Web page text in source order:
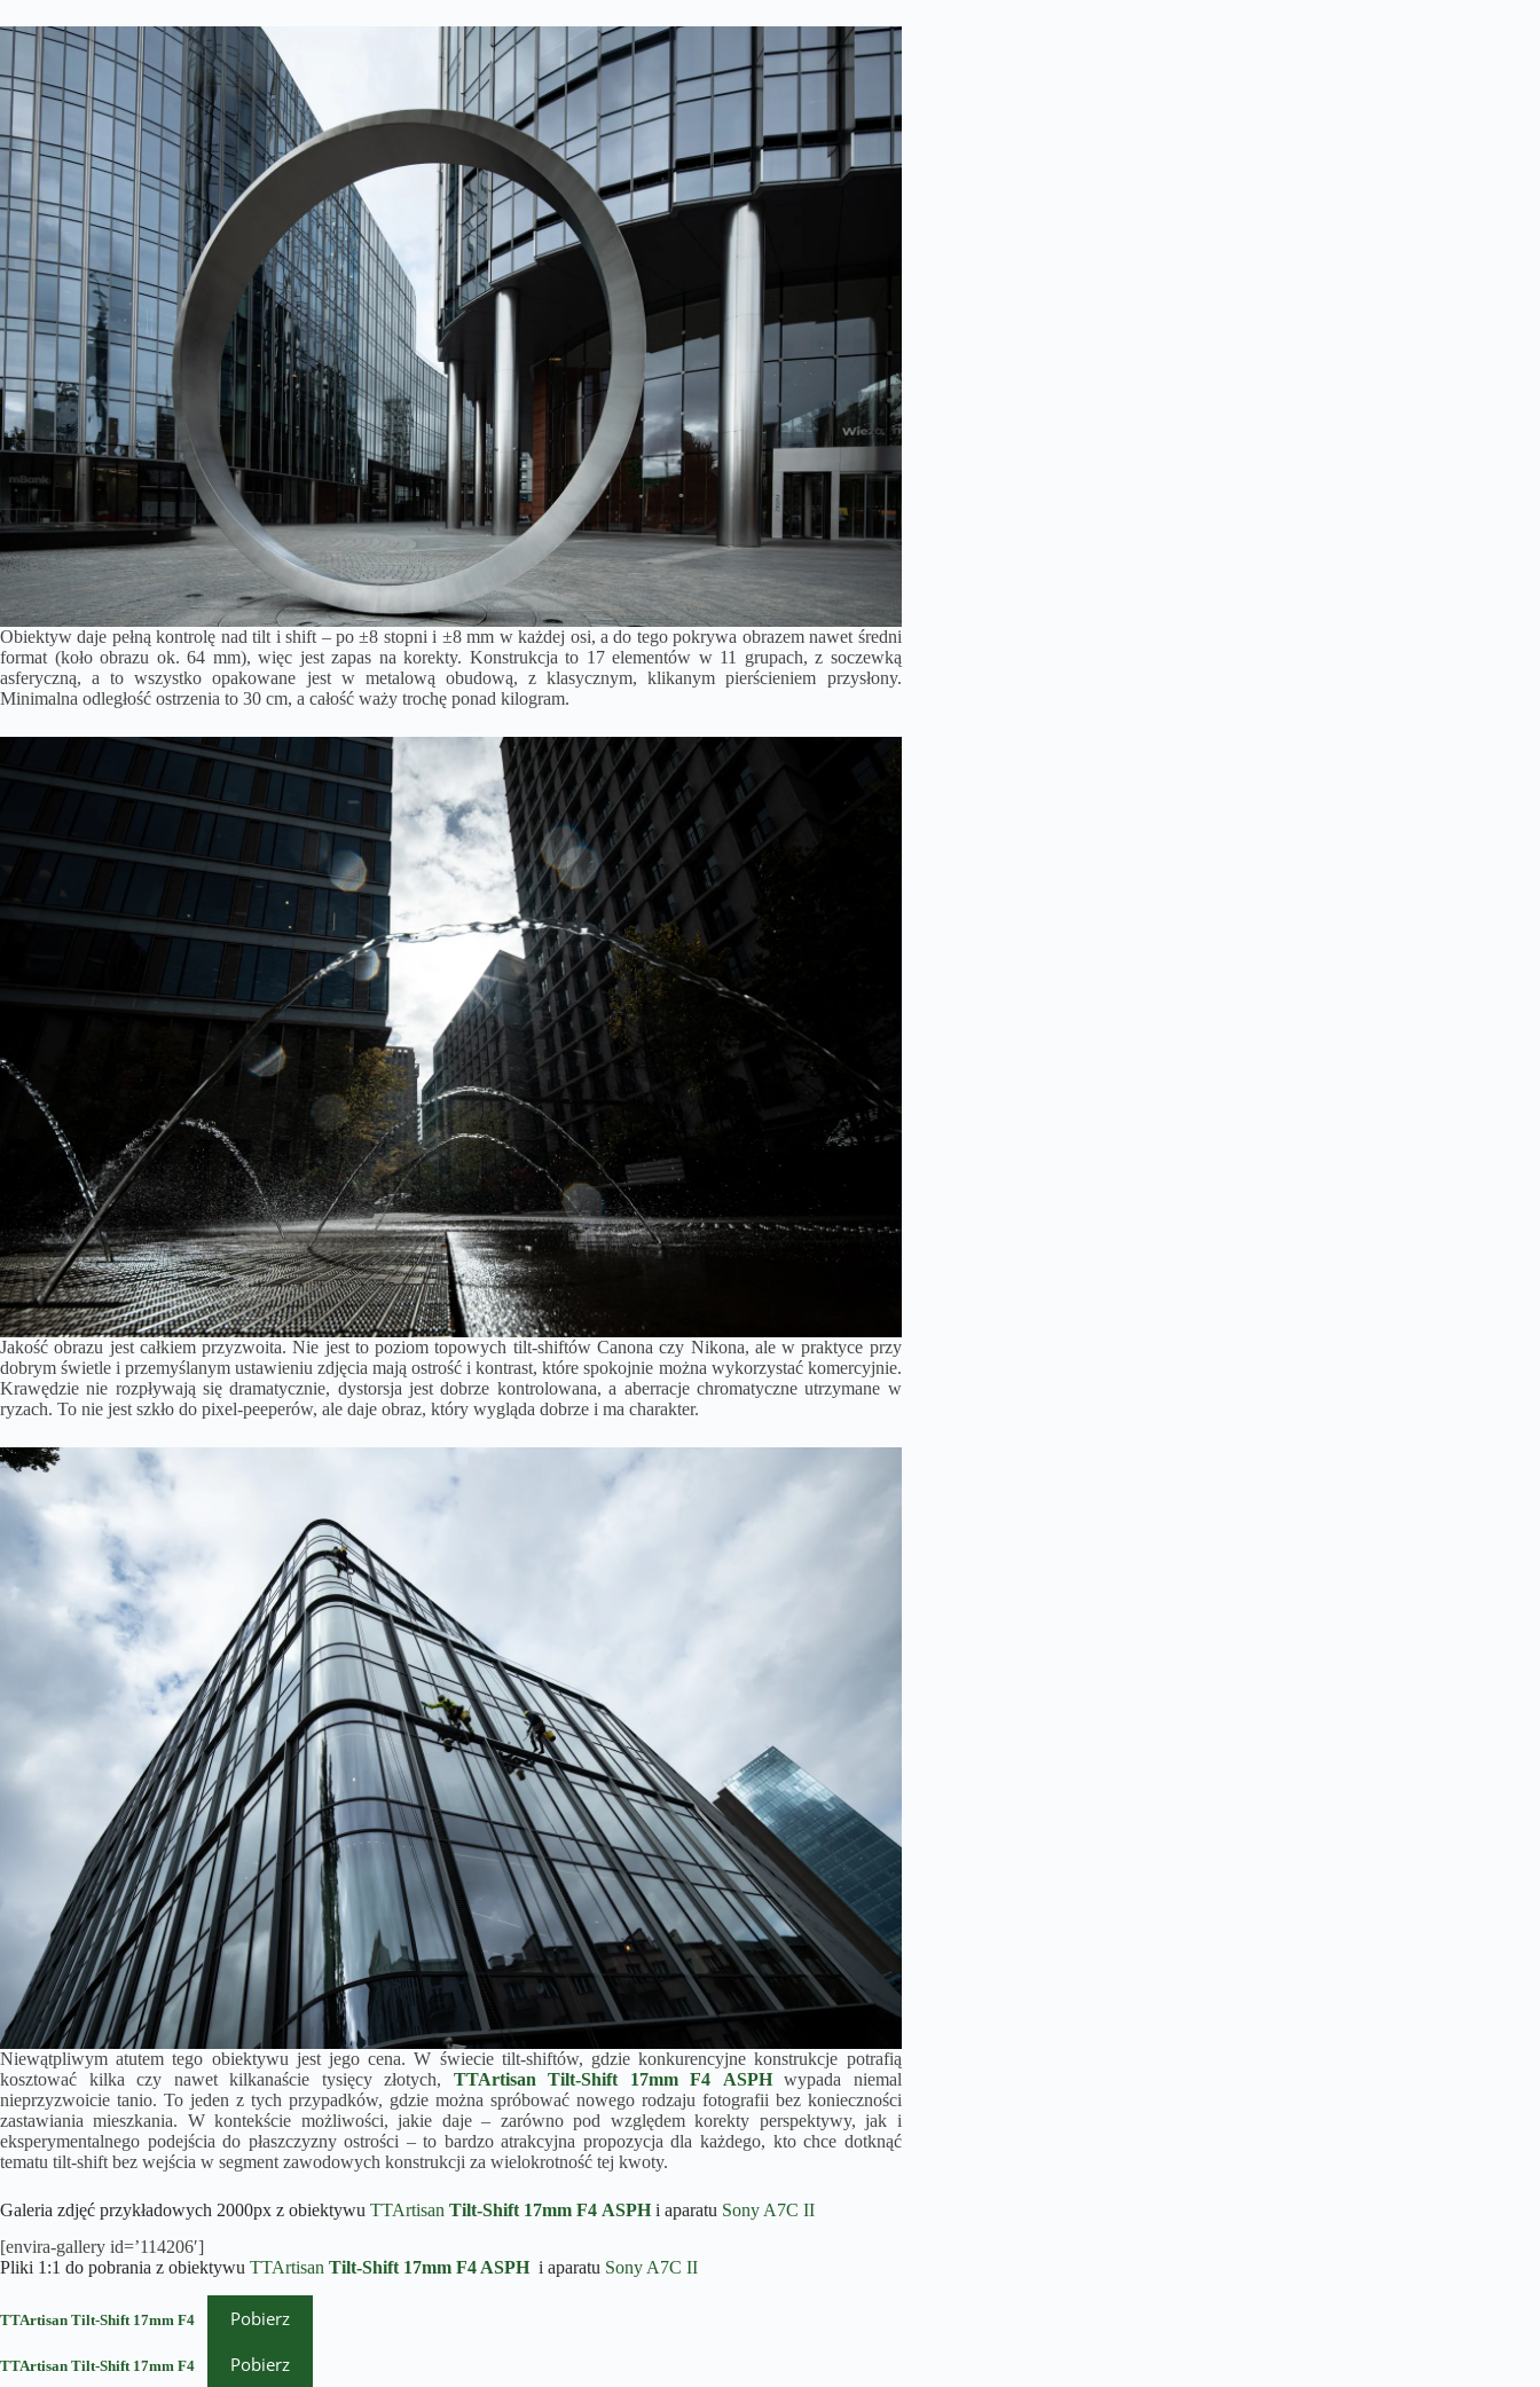
Obiektyw daje pełną kontrolę nad tilt i shift – po ±8 stopni i ±8 mm w każdej osi, a do tego pokrywa obrazem nawet średni
format (koło obrazu ok. 64 mm), więc jest zapas na korekty. Konstrukcja to 17 elementów w 11 grupach, z soczewką
asferyczną, a to wszystko opakowane jest w metalową obudową, z klasycznym, klikanym pierścieniem przysłony.
Minimalna odległość ostrzenia to 30 cm, a całość waży trochę ponad kilogram.
Jakość obrazu jest całkiem przyzwoita. Nie jest to poziom topowych tilt-shiftów Canona czy Nikona, ale w praktyce przy
dobrym świetle i przemyślanym ustawieniu zdjęcia mają ostrość i kontrast, które spokojnie można wykorzystać komercyjnie.
Krawędzie nie rozpływają się dramatycznie, dystorsja jest dobrze kontrolowana, a aberracje chromatyczne utrzymane w
ryzach. To nie jest szkło do pixel-peeperów, ale daje obraz, który wygląda dobrze i ma charakter.
Niewątpliwym atutem tego obiektywu jest jego cena. W świecie tilt-shiftów, gdzie konkurencyjne konstrukcje potrafią
kosztować kilka czy nawet kilkanaście tysięcy złotych, TTArtisanTilt-Shift 17mm F4 ASPHwypada niemal
nieprzyzwoicie tanio. To jeden z tych przypadków, gdzie można spróbować nowego rodzaju fotografii bez konieczności
zastawiania mieszkania. W kontekście możliwości, jakie daje – zarówno pod względem korekty perspektywy, jak i
eksperymentalnego podejścia do płaszczyzny ostrości – to bardzo atrakcyjna propozycja dla każdego, kto chce dotknąć
tematu tilt-shift bez wejścia w segment zawodowych konstrukcji za wielokrotność tej kwoty.
Galeria zdjęć przykładowych 2000px z obiektywu TTArtisan Tilt-Shift 17mm F4 ASPHi aparatu Sony A7C II
[envira-gallery id=’114206′]
Pliki 1:1 do pobrania z obiektywu TTArtisan Tilt-Shift 17mm F4 ASPH i aparatu Sony A7C II
TTArtisan Tilt-Shift 17mm F4 Pobierz
TTArtisan Tilt-Shift 17mm F4 Pobierz